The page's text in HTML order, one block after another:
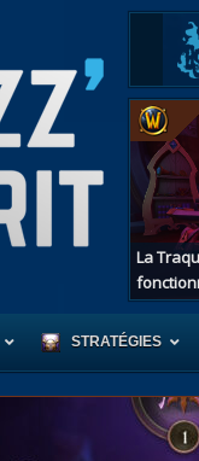
La
STRATÉGIES